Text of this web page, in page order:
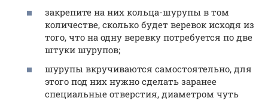
закрепите на них кольца-шурупы в том
количестве, сколько будет веревок исходя из
того, что на одну веревку потребуется по две
штуки шурупов;
шурупы вкручиваются самостоятельно, для
этого под них нужно сделать заранее
специальные отверстия, диаметром чуть